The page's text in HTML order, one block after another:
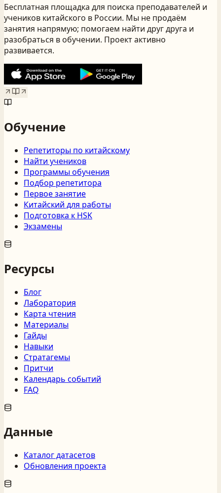
Бесплатная площадка для поиска преподавателей и
учеников китайского в России. Мы не продаём
занятия напрямую; помогаем найти друг друга и
разобраться в обучении. Проект активно
развивается.
Обучение
Репетиторы по китайскому
Найти учеников
Программы обучения
Подбор репетитора
Первое занятие
Китайский для работы
Подготовка к HSK
Экзамены
Ресурсы
Блог
Лаборатория
Карта чтения
Материалы
Гайды
Навыки
Стратагемы
Притчи
Календарь событий
FAQ
Данные
Каталог датасетов
Обновления проекта